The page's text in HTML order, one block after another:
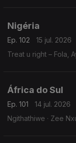
Nigéria
Ep. 102
15 jul. 2026
Treat u right – Fola,
África do Sul
Ep. 101
14 jul. 2026
Ngithathiwe · Zee